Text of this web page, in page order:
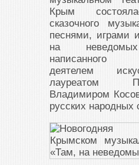
Крым
сказочного
песнями, играми
на
написанного
деятелем
лауреатом
Владимиром
русских народных